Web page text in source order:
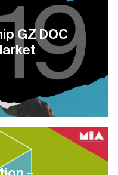
GZ DOC